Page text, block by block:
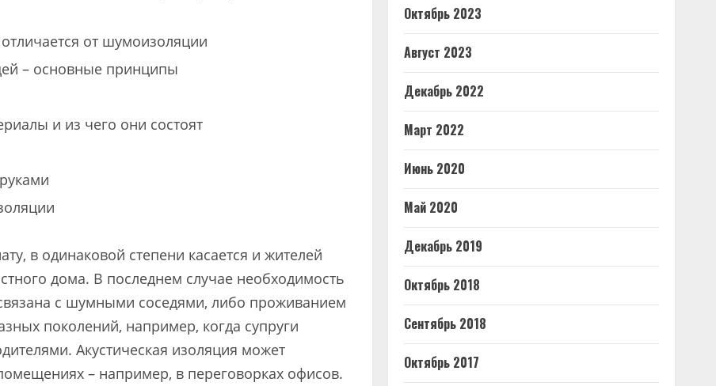
от шумоизоляции
– основные принципы
и из чего они состоят
в одинаковой степени касается и жителей
дома. В последнем случае необходимость
с шумными соседями, либо проживанием
поколений, например, когда супруги
Акустическая изоляция может
– например, в переговорках офисов.
Октябрь 2023
Август 2023
Декабрь 2022
Март 2022
Июнь 2020
Май 2020
Декабрь 2019
Октябрь 2018
Сентябрь 2018
Октябрь 2017